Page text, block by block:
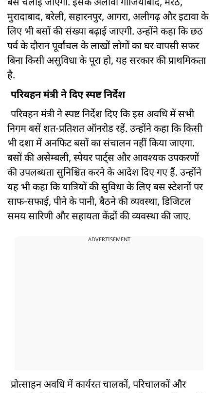
बसें चलाई जाएंगी. इसके अलावा गाजियाबाद, मेरठ,
मुरादाबाद, बरेली, सहारनपुर, आगरा, अलीगढ़ और इटावा के
लिए भी बसों की संख्या बढ़ाई जाएगी. उन्होंने कहा कि छठ
पर्व के दौरान पूर्वांचल के लाखों लोगों का घर वापसी सफर
बिना किसी असुविधा के पूरा हो, यह सरकार की प्राथमिकता
है.
परिवहन मंत्री ने दिए स्पष्ट निर्देश
परिवहन मंत्री ने स्पष्ट निर्देश दिए कि इस अवधि में सभी
निगम बसें शत-प्रतिशत ऑनरोड रहें. उन्होंने कहा कि किसी
भी दशा में अनफिट बसों का संचालन नहीं किया जाएगा.
बसों की असेम्बली, स्पेयर पार्ट्स और आवश्यक उपकरणों
की उपलब्धता सुनिश्चित करने के आदेश दिए गए हैं. उन्होंने
यह भी कहा कि यात्रियों की सुविधा के लिए बस स्टेशनों पर
साफ-सफाई, पीने के पानी, बैठने की व्यवस्था, डिजिटल
समय सारिणी और सहायता केंद्रों की व्यवस्था की जाए.
ADVERTISEMENT
प्रोत्साहन अवधि में कार्यरत चालकों, परिचालकों और